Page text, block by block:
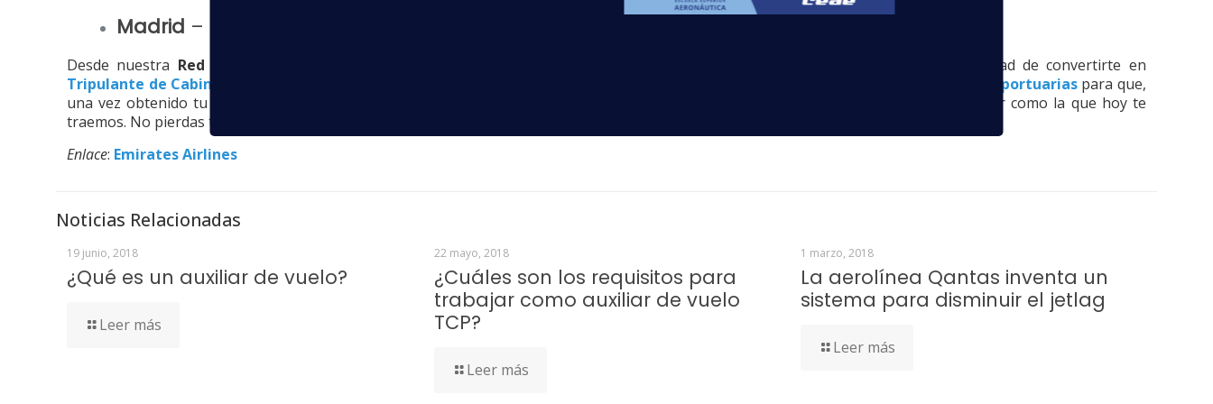
Madrid – The AC Cuzco –
Desde nuestra Red de Centros de Estudios Aeronáuticos repartidos por toda España
queremos que aproveches la oportunidad de convertirte en
Tripulante de Cabina de Pasajeros
Técnico de Operaciones Aeroportuariaspara que,
una vez obtenido tu título, puedas optar a la ingente cantidad de puestos de trabajo que se están generando en empresas del sector como la que hoy te
traemos. No pierdas tu oportunidad e inscríbete.
Enlace: Emirates Airlines
Noticias Relacionadas
19 junio, 2018
¿Qué es un auxiliar de vuelo?
Leer más
22 mayo, 2018
¿Cuáles son los requisitos para
trabajar como auxiliar de vuelo
TCP?
Leer más
1 marzo, 2018
La aerolínea Qantas inventa un
sistema para disminuir el jetlag
Leer más